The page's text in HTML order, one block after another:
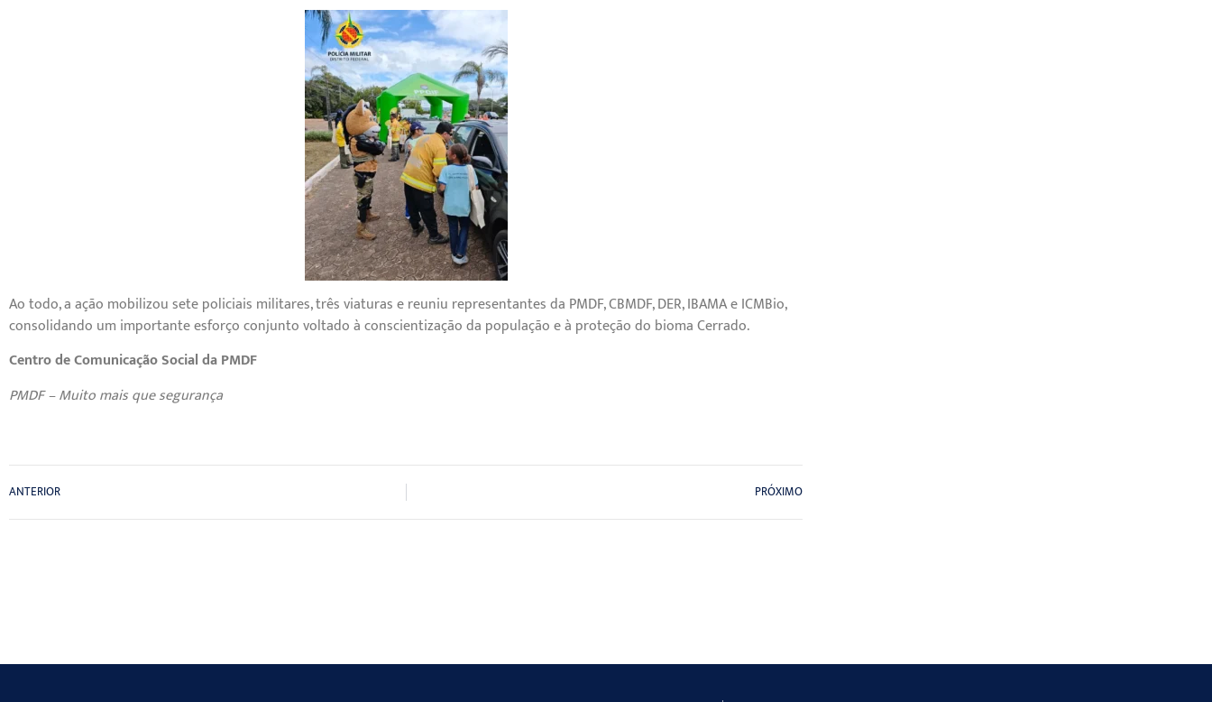
Ao todo, a ação mobilizou sete policiais militares, três viaturas e reuniu representantes da PMDF, CBMDF, DER, IBAMA e ICMBio,
consolidando um importante esforço conjunto voltado à conscientização da população e à proteção do bioma Cerrado.
Centro de Comunicação Social da PMDF
PMDF – Muito mais que segurança
ANTERIOR PRÓXIMO